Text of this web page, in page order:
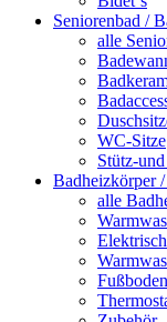
Seniorenbad /
alle
WC-Sitze
Stütz-
Badheizkörper
alle
Elektrisch